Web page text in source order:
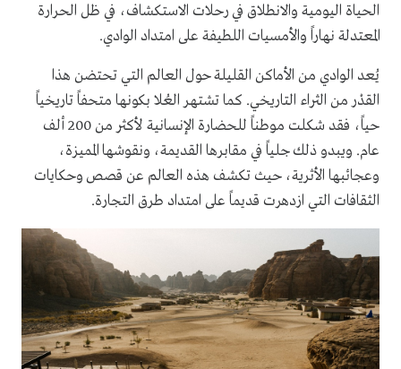
الحياة اليومية والانطلاق في رحلات الاستكشاف، في ظل الحرارة
المعتدلة نهاراً والأمسيات اللطيفة على امتداد الوادي.
يُعد الوادي من الأماكن القليلة حول العالم التي تحتضن هذا
القدْر من الثراء التاريخي. كما تشتهر العُلا بكونها متحفاً تاريخياً
حياً، فقد شكلت موطناً للحضارة الإنسانية لأكثر من 200 ألف
عام. ويبدو ذلك جلياً في مقابرها القديمة، ونقوشها المميزة،
وعجائبها الأثرية، حيث تكشف هذه العالم عن قصص وحكايات
الثقافات التي ازدهرت قديماً على امتداد طرق التجارة.